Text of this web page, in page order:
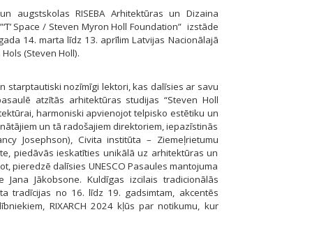
augstskolas RISEBA Arhitektūras un Dizaina
Space / Steven Myron Holl Foundation” izstāde
14. marta līdz 13. aprīlim Latvijas Nacionālajā
(Steven Holl).
starptautiski nozīmīgi lektori, kas dalīsies ar savu
atzītās arhitektūras studijas “Steven Holl
harmoniski apvienojot telpisko estētiku un
un tā radošajiem direktoriem, iepazīstinās
Josephson), Civita institūta – Ziemeļrietumu
piedāvās ieskatīties unikālā uz arhitektūras un
pieredzē dalīsies UNESCO Pasaules mantojuma
Jākobsone. Kuldīgas izcilais tradicionālās
tradīcijas no 16. līdz 19. gadsimtam, akcentēs
RIXARCH 2024 kļūs par notikumu, kur